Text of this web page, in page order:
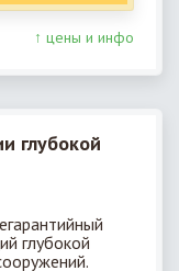
↑ цены и инфо
глубокой
глубокой